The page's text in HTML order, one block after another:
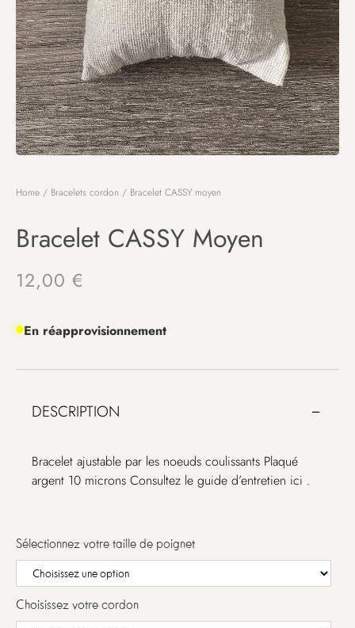
Home / Bracelets cordon / Bracelet CASSY moyen
Bracelet CASSY Moyen
12,00 €
En réapprovisionnement
DESCRIPTION
Bracelet ajustable par les noeuds coulissants Plaqué
argent 10 microns Consultez le guide d’entretien ici .
Sélectionnez votre taille de poignet
Choisissez votre cordon